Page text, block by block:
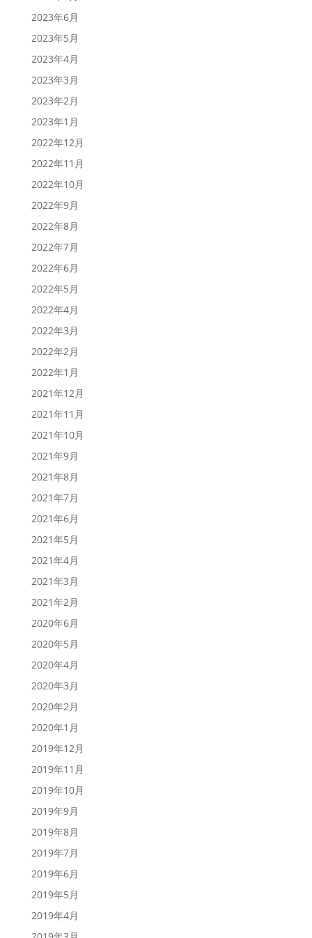
2023年6月
2023年5月
2023年4月
2023年3月
2023年2月
2023年1月
2022年12月
2022年11月
2022年10月
2022年9月
2022年8月
2022年7月
2022年6月
2022年5月
2022年4月
2022年3月
2022年2月
2022年1月
2021年12月
2021年11月
2021年10月
2021年9月
2021年8月
2021年7月
2021年6月
2021年5月
2021年4月
2021年3月
2021年2月
2020年6月
2020年5月
2020年4月
2020年3月
2020年2月
2020年1月
2019年12月
2019年11月
2019年10月
2019年9月
2019年8月
2019年7月
2019年6月
2019年5月
2019年4月